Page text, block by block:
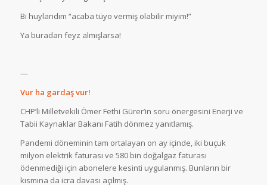
Bi huylandım “acaba tüyo vermiş olabilir miyim!”
Ya buradan feyz almışlarsa!
—
Vur ha gardaş vur!
CHP’li Milletvekili Ömer Fethi Gürer’in soru önergesini Enerji ve
Tabii Kaynaklar Bakanı Fatih dönmez yanıtlamış.
Pandemi döneminin tam ortalayan on ay içinde, iki buçuk
milyon elektrik faturası ve 580 bin doğalgaz faturası
ödenmediği için abonelere kesinti uygulanmış. Bunların bir
kısmına da icra davası açılmış.